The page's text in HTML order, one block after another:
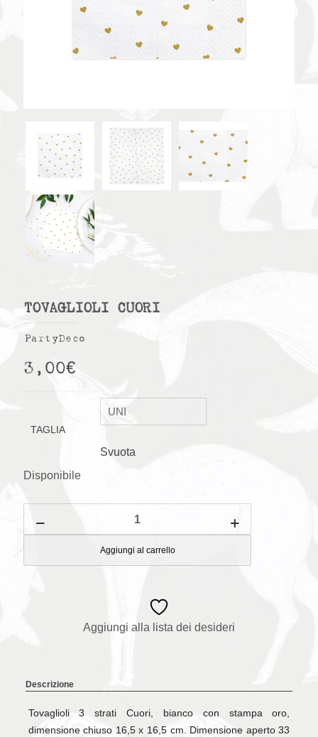
TOVAGLIOLI CUORI
PartyDeco
3,00€
TAGLIA
Svuota
Disponibile
Cuori
quantità
Aggiungi al carrello
Aggiungi alla lista dei desideri
Descrizione
Tovaglioli 3 strati Cuori, bianco con stampa oro,
dimensione chiuso 16,5 x 16,5 cm. Dimensione aperto 33